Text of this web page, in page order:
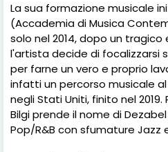
La sua formazione musicale
(Accademia di Musica
solo nel 2014, dopo un
l'artista decide di focalizzarsi
per farne un vero e proprio
infatti un percorso musicale
negli Stati Uniti, finito nel
Bilgi prende il nome di
Pop/R&B con sfumature Jazz